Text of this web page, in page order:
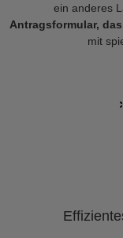
ein anderes
Antragsformular,
mit